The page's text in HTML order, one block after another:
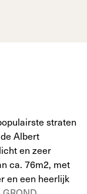
straten
Albert
en zeer
ca. 76m2, met
en een heerlijk